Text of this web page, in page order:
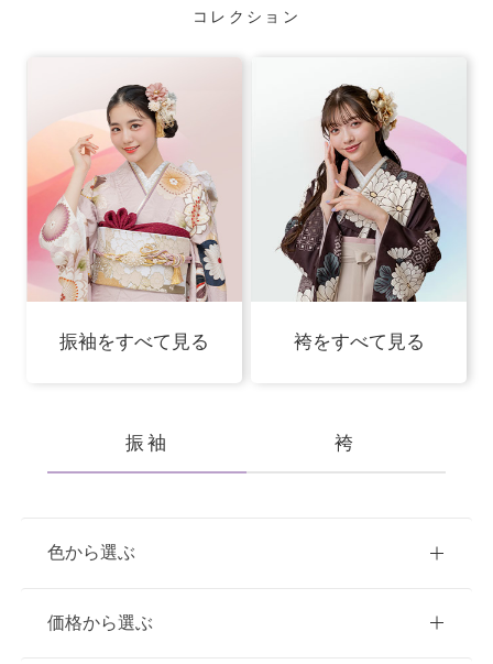
コレクション
振袖をすべて見る 袴をすべて見る
振袖 袴
色から選ぶ
赤
価格から選ぶ